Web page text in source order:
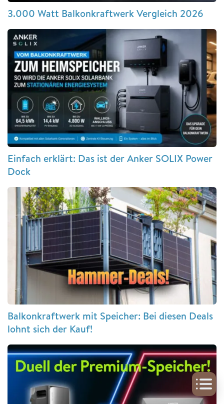
3.000 Watt Balkonkraftwerk Vergleich 2026
Einfach erklärt: Das ist der Anker SOLIX Power
Dock
Balkonkraftwerk mit Speicher: Bei diesen Deals
lohnt sich der Kauf!